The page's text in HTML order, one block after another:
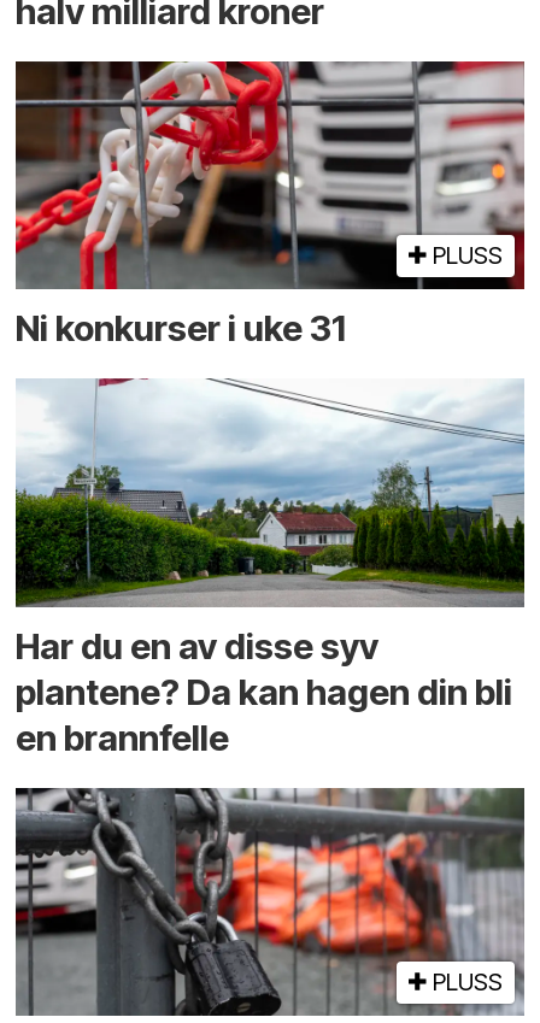
halv milliard kroner
PLUSS
Ni konkurser i uke 31
Har du en av disse syv
plantene? Da kan hagen din bli
en brannfelle
PLUSS